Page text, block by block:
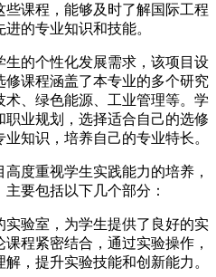
课程，能够及时了解国际工程
的专业知识和技能。
生的个性化发展需求，该项目设
课程涵盖了本专业的多个研究
、绿色能源、工业管理等。学
业规划，选择适合自己的选修
知识，培养自己的专业特长。
度重视学生实践能力的培养，
要包括以下几个部分：
实验室，为学生提供了良好的实
程紧密结合，通过实验操作，
，提升实验技能和创新能力。